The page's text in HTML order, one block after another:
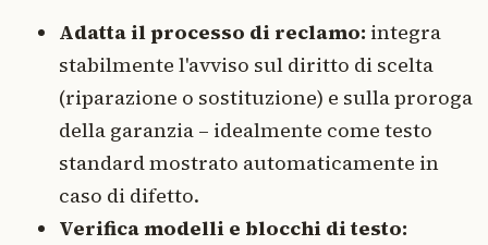
Adatta il processo di reclamo: integra
stabilmente l'avviso sul diritto di scelta
(riparazione o sostituzione) e sulla proroga
della garanzia – idealmente come testo
standard mostrato automaticamente in
caso di difetto.
Verifica modelli e blocchi di testo: